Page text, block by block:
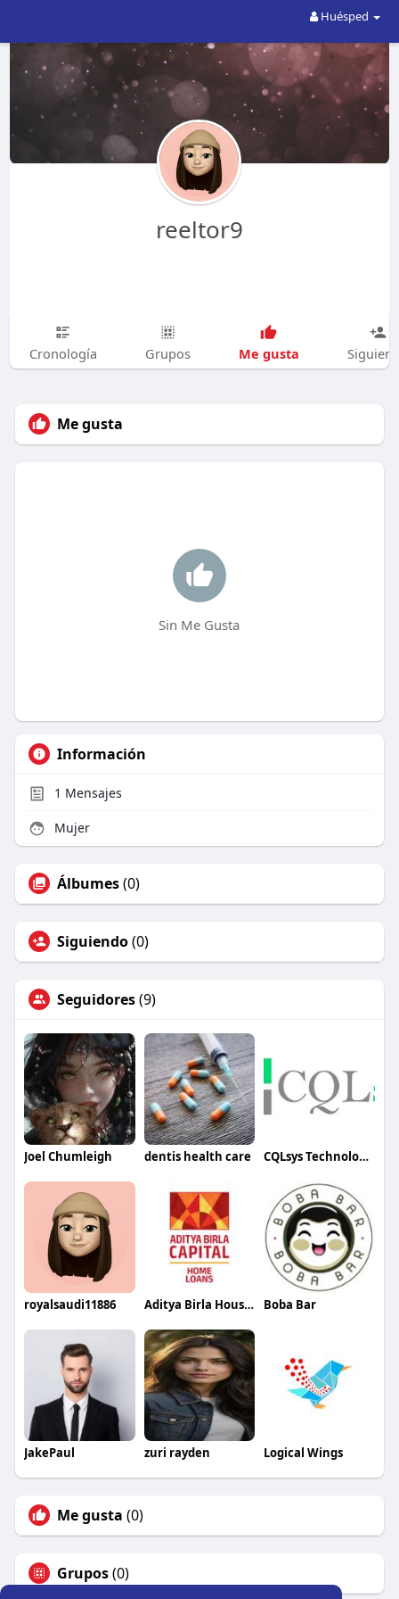
Huésped
reeltor9
Cronología Grupos Me gusta
Me gusta
Sin Me Gusta
Información
1 Mensajes
Mujer
Álbumes(0)
Siguiendo(0)
Seguidores(9)
Joel Chumleigh dentis health care CQLsys Technologies
royalsaudi11886 Aditya Birla Housing Finance Limited Boba Bar
JakePaul zuri rayden Logical Wings
Me gusta (0)
Grupos(0)